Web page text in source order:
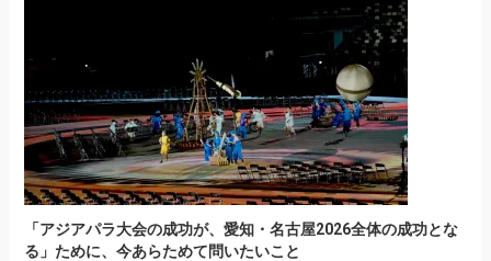
「アジアパラ大会の成功が、愛知・名古屋2026全体の成功とな
る」ために、今あらためて問いたいこと